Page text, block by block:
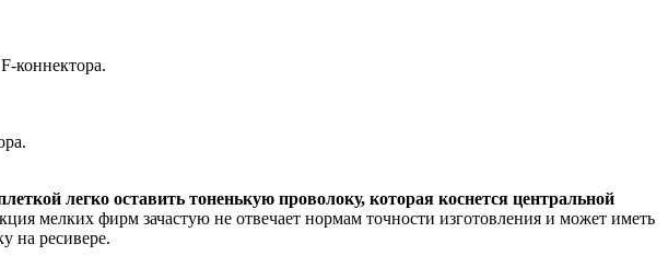
коннектора.
легко оставить тоненькую проволоку, которая коснется центральной
мелких фирм зачастую не отвечает нормам точности изготовления и может иметь
на ресивере.